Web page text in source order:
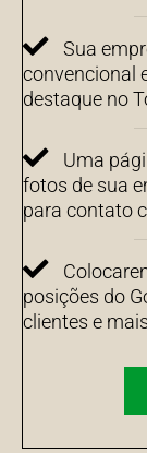
Sua
convencional
destaque no
Uma
fotos de sua
para contato
posições do
clientes e